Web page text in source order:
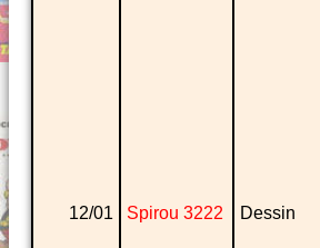
12/01 Spirou 3222 Dessin